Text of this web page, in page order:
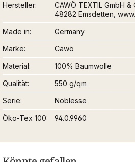
Hersteller
CAWÖ TEXTIL GmbH
48282 Emsdetten,
Made in
Germany
Marke
Cawö
Material
100% Baumwolle
Qualität
550 g/qm
Serie
Noblesse
Öko-Tex 100
94.0.9960